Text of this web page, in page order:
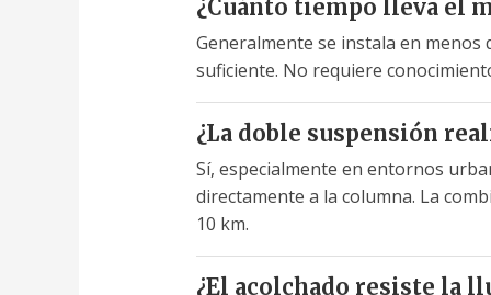
¿Cuánto tiempo lleva el
Generalmente se instala en
suficiente. No requiere
¿La doble suspensión
Sí, especialmente en entornos
directamente a la columna. La
10 km.
¿El acolchado resiste la